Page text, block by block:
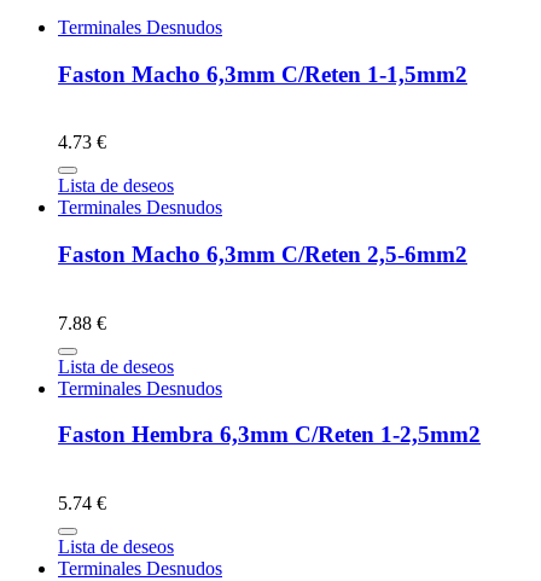
Terminales Desnudos
Faston Macho 6,3mm C/Reten 1-1,5mm2
4.73 €
Lista de deseos
Terminales Desnudos
Faston Macho 6,3mm C/Reten 2,5-6mm2
7.88 €
Lista de deseos
Terminales Desnudos
Faston Hembra 6,3mm C/Reten 1-2,5mm2
5.74 €
Lista de deseos
Terminales Desnudos